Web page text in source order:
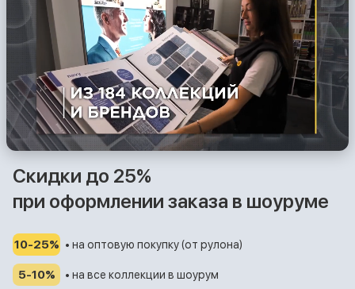
Скидки до 25%
при оформлении заказа в шоуруме
10-25% • на оптовую покупку (от рулона)
5-10% • на все коллекции в шоурум